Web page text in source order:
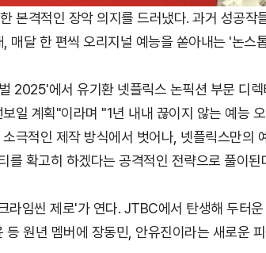
본격적인 장악 의지를 드러냈다. 과거 성공작
매달 한 편씩 오리지널 예능을 쏟아내는 '논스
2025'에서 유기환 넷플릭스 논픽션 부문 디
일 계획"이라며 "1년 내내 끊이지 않는 예능
극적인 제작 방식에서 벗어나, 넷플릭스만의
를 확고히 하겠다는 공격적인 전략으로 풀이된
라임씬 제로'가 연다. JTBC에서 탄생해 두터
원년 멤버에 장동민, 안유진이라는 새로운